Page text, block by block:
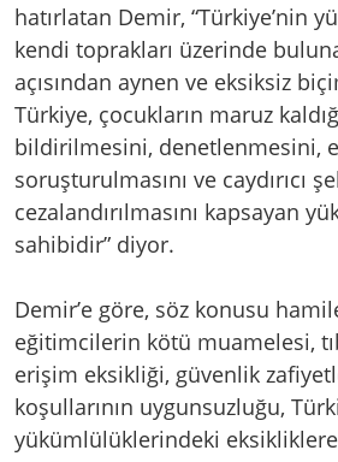
hatırlatan Demir, “Türkiye’nin
kendi toprakları üzerinde
açısından aynen ve eksiksiz
Türkiye, çocukların maruz
bildirilmesini, denetlenmesini,
soruşturulmasını ve caydırıcı
cezalandırılmasını kapsayan
sahibidir” diyor.
Demir’e göre, söz konusu
eğitimcilerin kötü muamelesi,
erişim eksikliği, güvenlik
koşullarının uygunsuzluğu,
yükümlülüklerindeki